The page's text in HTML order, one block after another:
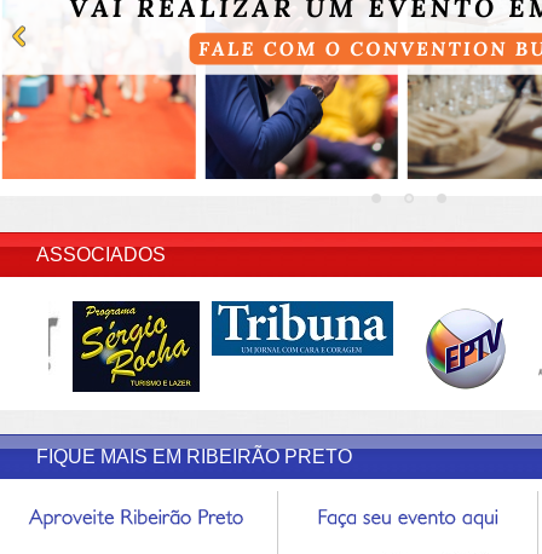
ASSOCIADOS
FIQUE MAIS EM RIBEIRÃO PRETO